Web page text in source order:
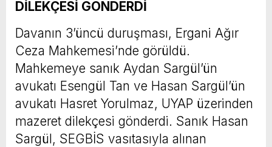
DİLEKÇESİ GÖNDERDİ
Davanın 3’üncü duruşması, Ergani Ağır
Ceza Mahkemesi’nde görüldü.
Mahkemeye sanık Aydan Sargül’ün
avukatı Esengül Tan ve Hasan Sargül’ün
avukatı Hasret Yorulmaz, UYAP üzerinden
mazeret dilekçesi gönderdi. Sanık Hasan
Sargül, SEGBİS vasıtasıyla alınan